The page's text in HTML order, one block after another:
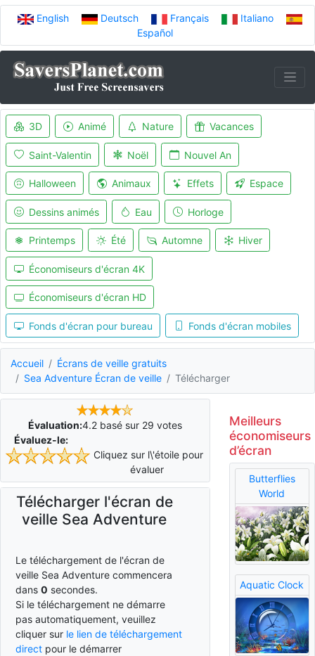
English Deutsch Français
Italiano
Español
3D Animé Nature Vacances
Saint-Valentin Noël Nouvel An
Halloween Animaux Effets Espace
Dessins animés Eau Horloge
Printemps Été Automne Hiver
Économiseurs d'écran 4K
Économiseurs d'écran HD
Fonds d'écran pour bureau Fonds d'écran mobiles
Accueil
Écrans de veille gratuits
Sea Adventure Écran de veille
Télécharger
Évaluation:4.2basé sur 29 votes
Évaluez-le:
Cliquez sur l\'étoile pour
évaluer
Télécharger l'écran de
veille Sea Adventure
Le téléchargement de l'écran de
veille Sea Adventure commencera
dans 0 secondes.
Si le téléchargement ne démarre
pas automatiquement, veuillez
cliquer sur le lien de téléchargement
direct pour le démarrer
Meilleurs
économiseurs
d’écran
Butterflies
World
Aquatic Clock